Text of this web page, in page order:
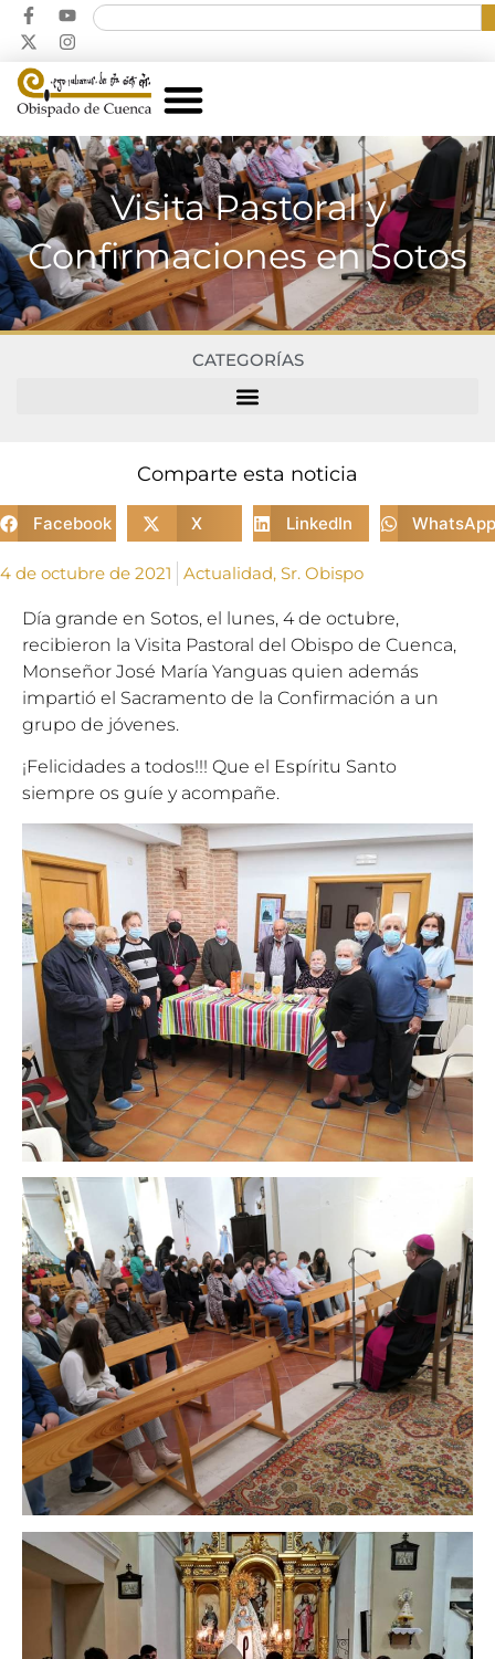
Visita Pastoral y
Confirmaciones en Sotos
CATEGORÍAS
Comparte esta noticia
Facebook X LinkedIn WhatsApp
4 de octubre de 2021 Actualidad, Sr. Obispo
Día grande en Sotos, el lunes, 4 de octubre,
recibieron la Visita Pastoral del Obispo de Cuenca,
Monseñor José María Yanguas quien además
impartió el Sacramento de la Confirmación a un
grupo de jóvenes.
¡Felicidades a todos!!! Que el Espíritu Santo
siempre os guíe y acompañe.